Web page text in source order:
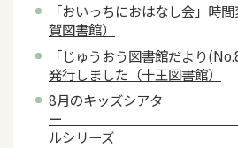
「おいっちにおはなし会」時
賀図書館）
「じゅうおう図書館だより
発行しました（十王図書館）
8月のキッズシアタ
ー 科学漫画
ルシリーズ